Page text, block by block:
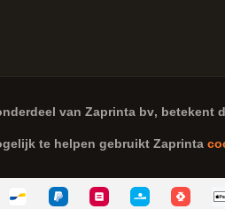
van Zaprinta bv, betekent
te helpen gebruikt Zaprinta